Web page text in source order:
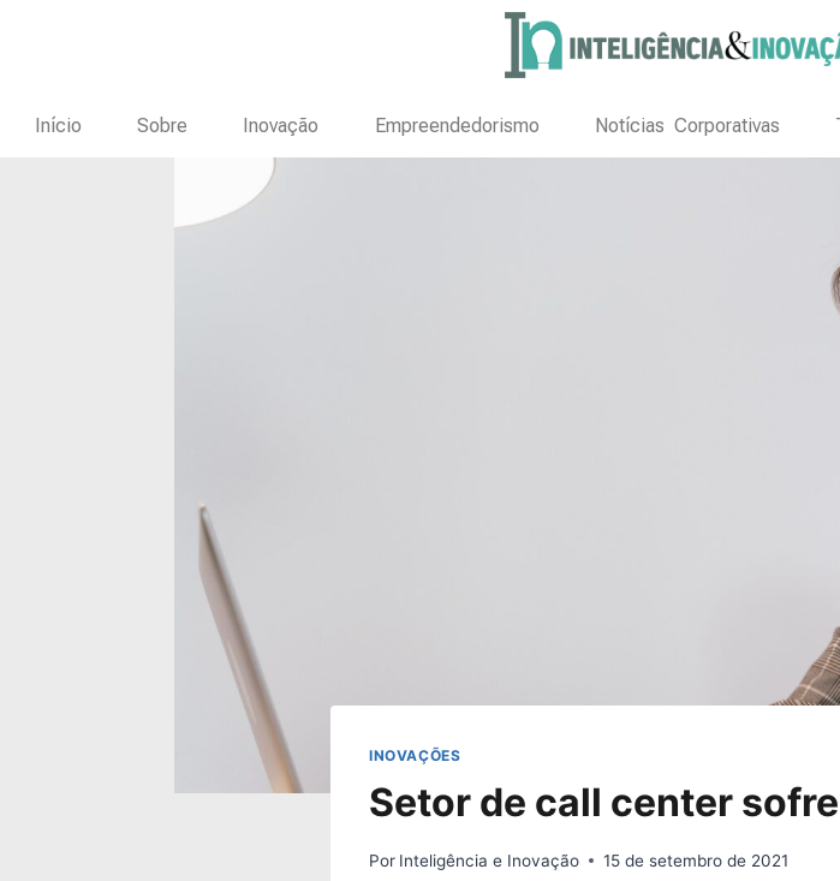
Início Sobre Inovação Empreendedorismo Notícias Corporativas
INOVAÇÕES
Setor de call center
Por Inteligência e Inovação 15 de setembro de 2021